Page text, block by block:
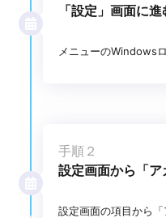
「設定」画面に進
メニューのWindows
手順２
設定画面から「
設定画面の項目から「